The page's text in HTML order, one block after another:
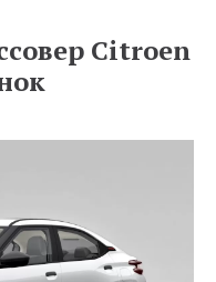
Citroen